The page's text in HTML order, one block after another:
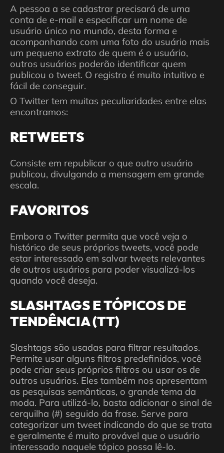
A pessoa a se cadastrar precisará de uma
conta de e-mail e especificar um nome de
usuário único no mundo, desta forma e
acompanhando com uma foto do usuário mais
um pequeno extrato de quem é o usuário,
outros usuários poderão identificar quem
publicou o tweet. O registro é muito intuitivo e
fácil de conseguir.
O Twitter tem muitas peculiaridades entre elas
encontramos:
RETWEETS
Consiste em republicar o que outro usuário
publicou, divulgando a mensagem em grande
escala.
FAVORITOS
Embora o Twitter permita que você veja o
histórico de seus próprios tweets, você pode
estar interessado em salvar tweets relevantes
de outros usuários para poder visualizá-los
quando você deseja.
SLASHTAGS E TÓPICOS DE
TENDÊNCIA (TT)
Slashtags são usadas para filtrar resultados.
Permite usar alguns filtros predefinidos, você
pode criar seus próprios filtros ou usar os de
outros usuários. Eles também nos apresentam
as pesquisas semânticas, o grande tema da
moda. Para utilizá-lo, basta adicionar o sinal de
cerquilha (#) seguido da frase. Serve para
categorizar um tweet indicando do que se trata
e geralmente é muito provável que o usuário
interessado naquele tópico possa lê-lo.